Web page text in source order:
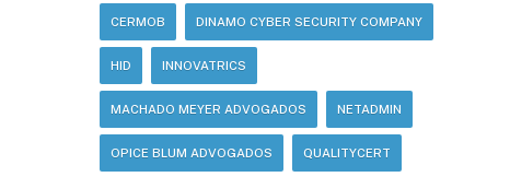
CERMOB DINAMO CYBER SECURITY COMPANY
HID INNOVATRICS
MACHADO MEYER ADVOGADOS NETADMIN
OPICE BLUM ADVOGADOS QUALITYCERT